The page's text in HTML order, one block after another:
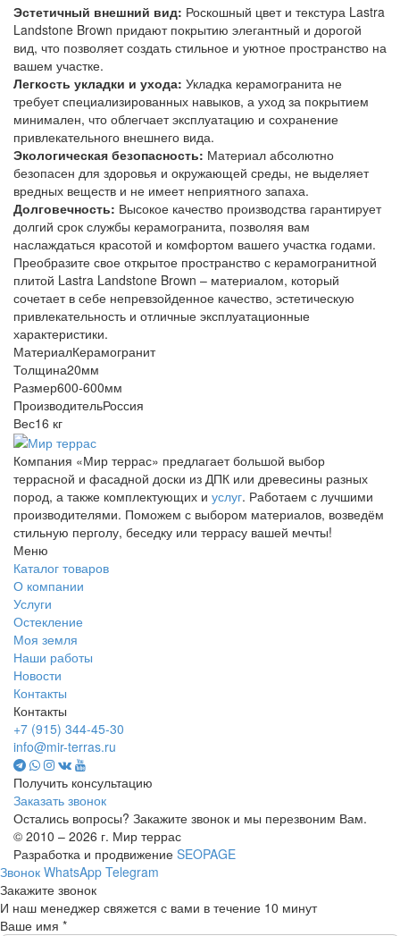
Эстетичный внешний вид: Роскошный цвет и текстура Lastra
Landstone Brown придают покрытию элегантный и дорогой
вид, что позволяет создать стильное и уютное пространство на
вашем участке.
Легкость укладки и ухода: Укладка керамогранита не
требует специализированных навыков, а уход за покрытием
минимален, что облегчает эксплуатацию и сохранение
привлекательного внешнего вида.
Экологическая безопасность: Материал абсолютно
безопасен для здоровья и окружающей среды, не выделяет
вредных веществ и не имеет неприятного запаха.
Долговечность: Высокое качество производства гарантирует
долгий срок службы керамогранита, позволяя вам
наслаждаться красотой и комфортом вашего участка годами.
Преобразите свое открытое пространство с керамогранитной
плитой Lastra Landstone Brown – материалом, который
сочетает в себе непревзойденное качество, эстетическую
привлекательность и отличные эксплуатационные
характеристики.
МатериалКерамогранит
Толщина20мм
Размер600-600мм
ПроизводительРоссия
Вес16 кг
Компания «Мир террас» предлагает большой выбор
террасной и фасадной доски из ДПК или древесины разных
пород, а также комплектующих и услуг. Работаем с лучшими
производителями. Поможем с выбором материалов, возведём
стильную перголу, беседку или террасу вашей мечты!
Меню
Каталог товаров
О компании
Услуги
Остекление
Моя земля
Наши работы
Новости
Контакты
Контакты
+7 (915) 344-45-30
info@mir-terras.ru
Получить консультацию
Заказать звонок
Остались вопросы? Закажите звонок и мы перезвоним Вам.
© 2010 – 2026 г. Мир террас
Разработка и продвижение SEOPAGE
Звонок WhatsApp Telegram
Закажите звонок
И наш менеджер свяжется с вами в течение 10 минут
Ваше имя *